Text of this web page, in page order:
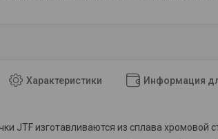
Характеристики Информация
JTF изготавливаются из сплава хромовой